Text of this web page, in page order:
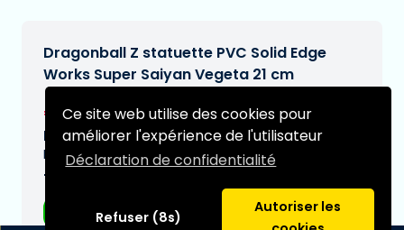
Ce site web utilise des cookies pour
améliorer l'expérience de l'utilisateur
Déclaration de confidentialité
Refuser (8s)
Autoriser les
Dragonball Z statuette PVC Solid Edge
Works Super Saiyan Vegeta 21 cm
€35,95 [Sous réserve de modifications]
Date de livraison prévue:
N/A
Type:
Figurines d'anime